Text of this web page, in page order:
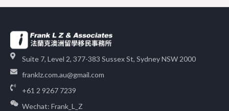
Suite 7, Level 2, 377-383 Sussex St, Sydney NSW 2000
franklz.com.au@gmail.com
+61 2 9267 7239
Wechat: Frank_L_Z